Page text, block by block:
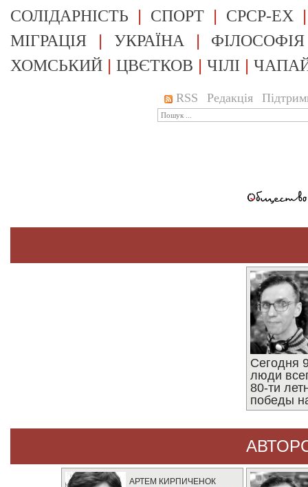
СОЛІДАРНІСТЬ | СПОРТ | СРСР-EX
МІГРАЦІЯ | УКРАЇНА | ФІЛОСОФІЯ
ХОМСЬКИЙ | ЦВЄТКОВ | ЧІЛІ |
RSS Редакція
Сегодня
люди
80-ти
победы
АРТЕМ КИРПИЧЕНОК